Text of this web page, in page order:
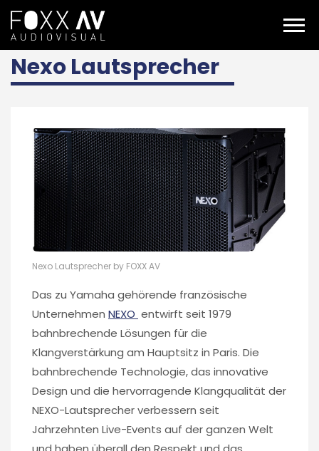
DE nexo lautsprecher
Nexo Lautsprecher
Nexo Lautsprecher by FOXX AV
Das zu Yamaha gehörende französische
Unternehmen NEXO entwirft seit 1979
bahnbrechende Lösungen für die
Klangverstärkung am Hauptsitz in Paris. Die
bahnbrechende Technologie, das innovative
Design und die hervorragende Klangqualität der
NEXO-Lautsprecher verbessern seit
Jahrzehnten Live-Events auf der ganzen Welt